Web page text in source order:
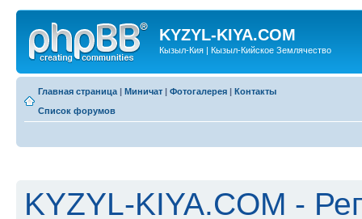
KYZYL-KIYA.COM
Кызыл-Кия | Кызыл-Кийское Землячество
Главная страница | Миничат | Фотогалерея | Контакты
Список форумов
KYZYL-KIYA.COM -